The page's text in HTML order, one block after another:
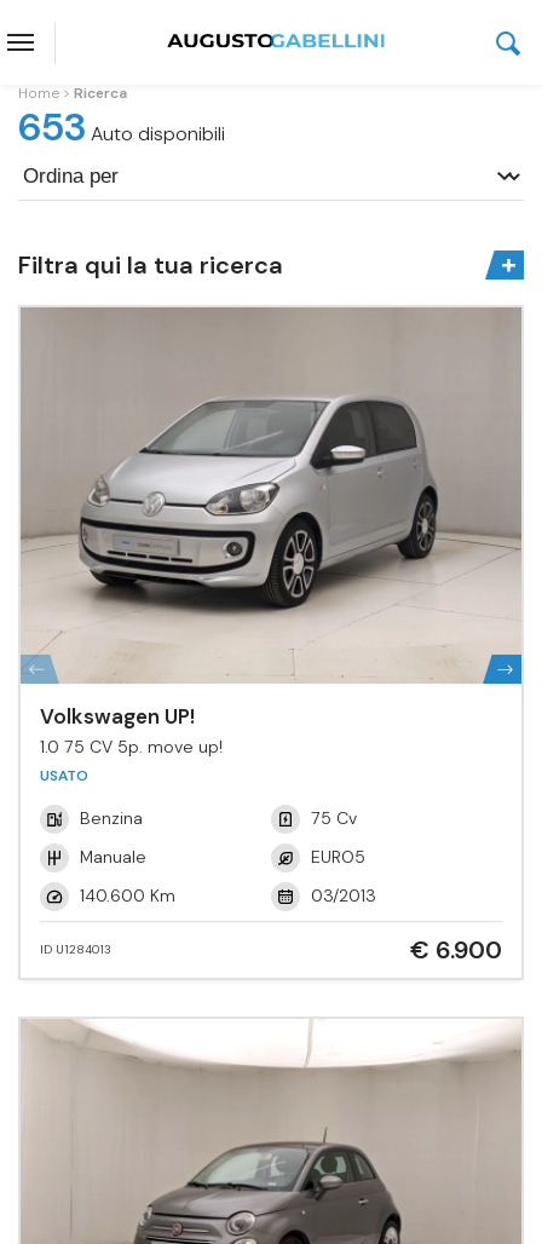
Home Ricerca
653 Auto disponibili
Filtra qui la tua ricerca
Volkswagen UP!
1.0 75 CV 5p. move up!
USATO
Benzina
75 Cv
Manuale
EURO5
140.600 Km
03/2013
ID U1284013 € 6.900